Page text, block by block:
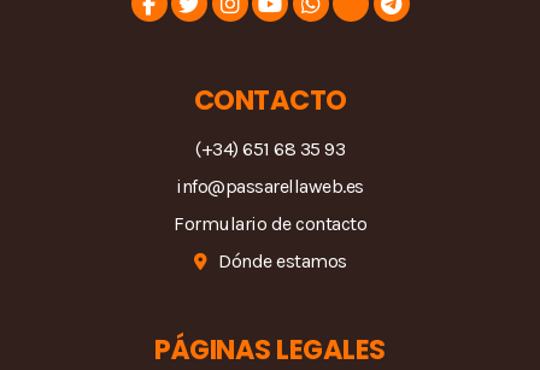
CONTACTO
(+34) 651 68 35 93
info@passarellaweb.es
Formulario de contacto
Dónde estamos
PÁGINAS LEGALES